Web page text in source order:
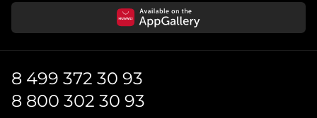
8 499 372 30 93
8 800 302 30 93